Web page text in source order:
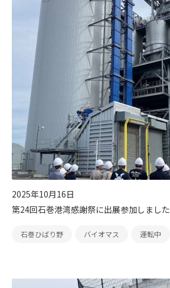
2025年10月16日
第24回石巻港湾感謝祭に出展参加しました
石巻ひばり野 バイオマス 運転中